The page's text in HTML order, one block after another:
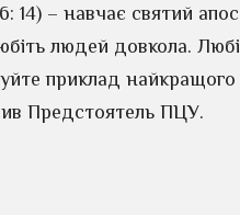
14) – навчає святий
людей довкола.
приклад
Предстоятель ПЦУ.